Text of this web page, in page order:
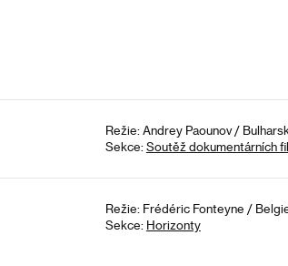
Režie: Andrey Paounov /
Sekce: Soutěž dokumentárních
Režie: Frédéric Fonteyne /
Sekce: Horizonty